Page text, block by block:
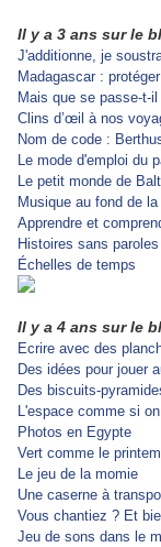
Il y a 3 ans sur le
J'additionne, je
Madagascar :
Mais que se passe-t-
Clins d’œil à nos
Nom de code :
Le mode d'emploi du
Le petit monde de
Musique au fond de la
Apprendre et
Histoires sans paroles
Échelles de temps
Il y a 4 ans sur le
Ecrire avec des
Des idées pour jouer
Des biscuits-
L'espace comme si
Photos en Egypte
Vert comme le
Le jeu de la momie
Une caserne à
Vous chantiez ? Et
Jeu de sons dans le